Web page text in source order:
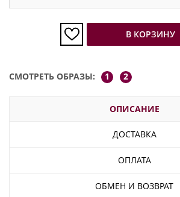
В КОРЗИНУ
СМОТРЕТЬ ОБРАЗЫ: 1 2
ОПИСАНИЕ
ДОСТАВКА
ОПЛАТА
ОБМЕН И ВОЗВРАТ